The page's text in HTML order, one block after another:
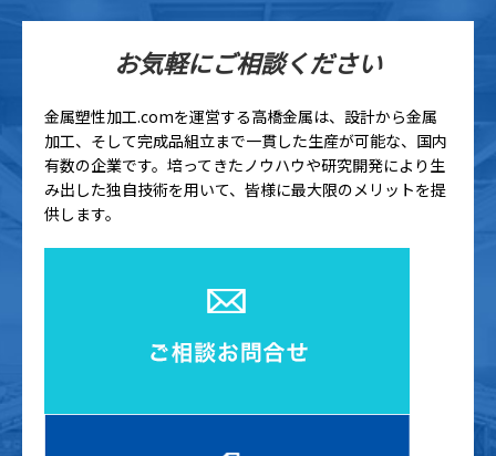
お気軽にご相談ください
金属塑性加工.comを運営する高橋金属は、設計から金属
加工、そして完成品組立まで一貫した生産が可能な、国内
有数の企業です。培ってきたノウハウや研究開発により生
み出した独自技術を用いて、皆様に最大限のメリットを提
供します。